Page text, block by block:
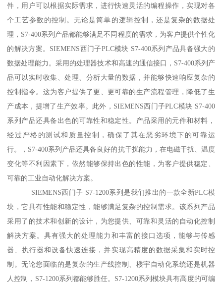
件，用户可以根据实际需求，进行快速灵活的编程操作，实现对各
个工艺参数的控制。无论是简单的逻辑控制，还是复杂的数据处
理，S7-400系列产品都能够满足不同程度的需求，为客户提供个性化
的解决方案。SIEMENS西门子PLC模块 S7-400系列产品具备强大的
数据处理能力。采用的处理器技术和高速的通信接口，S7-400系列产
品可以实时收集、处理、分析大量的数据，并能够快速响应复杂的
控制指令。这为客户提供了更、更可靠的生产流程管理，降低了生
产成本，提增了生产效率。此外，SIEMENS西门子PLC模块 S7-400
系列产品还具备出色的可靠性和稳定性。产品采用的元件和材料，
经过严格的测试和质量控制，确保了其在恶劣环境下的可靠运
行。，S7-400系列产品还具备良好的抗干扰能力，在电磁干扰、温度
变化等不利因素下，依然能够保持出色的性能，为客户提供稳定、
可靠的工业自动化解决方案。
SIEMENS西门子 S7-1200系列是我们推出的一款全新PLC模
块，它具有性能和稳定性，能够满足复杂的控制需求。该系列产品
采用了的技术和创新的设计，为您提供、可靠和灵活的自动化控制
解决方案。具有强大的处理能力和丰富的接口选项，能够与传感
器、执行器和设备快速连接，并实现高精度的数据采集和实时控
制。无论您面临的是复杂的生产线控制、楼宇自动化系统还是机器
人控制，S7-1200系列都能够胜任。S7-1200系列模块具有高度的可编